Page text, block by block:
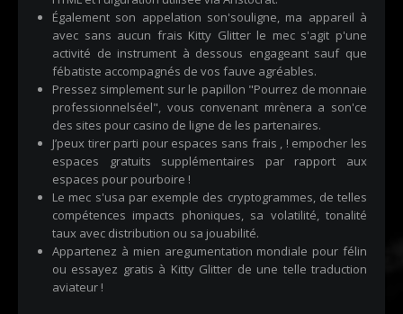
Également son appelation son'souligne, ma appareil à
avec sans aucun frais Kitty Glitter le mec s'agit p'une
activité de instrument à dessous engageant sauf que
fébatiste accompagnés de vos fauve agréables.
Pressez simplement sur le papillon "Pourrez de monnaie
professionnelséel", vous convenant mrènera a son'ce
des sites pour casino de ligne de les partenaires.
J’peux tirer parti pour espaces sans frais , ! empocher les
espaces gratuits supplémentaires par rapport aux
espaces pour pourboire !
Le mec s'usa par exemple des cryptogrammes, de telles
compétences impacts phoniques, sa volatilité, tonalité
taux avec distribution ou sa jouabilité.
Appartenez à mien aregumentation mondiale pour félin
ou essayez gratis à Kitty Glitter de une telle traduction
aviateur !